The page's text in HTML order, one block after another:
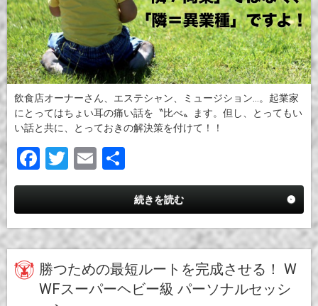
飲食店オーナーさん、エステシャン、ミュージション…。起業家
にとってはちょい耳の痛い話を〝比べ〟ます。但し、とってもい
い話と共に、とっておきの解決策を付けて！！
F
a
ce
b
o
o
k
T
wi
tt
er
E
m
ail
有
続きを読む
勝つための最短ルートを完成させる！ W
WFスーパーヘビー級 パーソナルセッシ